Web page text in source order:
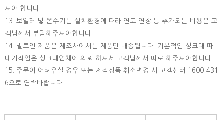
셔야 합니다.
13. 보일러 및 온수기는 설치환경에 따라 연도 연장 등 추가되는 비용은 고
객님께서 부담해주셔야합니다.
14. 빌트인 제품은 제조사에서는 제품만 배송됩니다. 기본적인 싱크대 따
내기작업은 싱크대업체에 의뢰 하셔서 고객님께서 따로 해주셔야합니다.
15. 주문이 어려우실 경우 또는 제작상품 취소변경 시 고객센터 1600-431
6으로 연락바랍니다.